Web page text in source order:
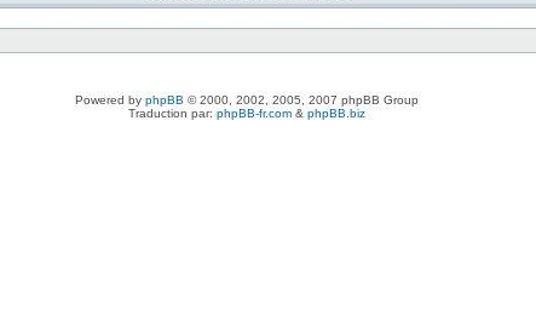
Powered by phpBB © 2000, 2002, 2005, 2007 phpBB Group
Traduction par: phpBB-fr.com & phpBB.biz